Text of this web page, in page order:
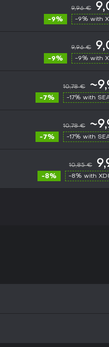
9,96 €
-9% -9% with
9,96 €
-9% -9% with
10,78 €
-7% -17% with
10,78 €
-7% -17% with
10,85 €
-8% -8% with